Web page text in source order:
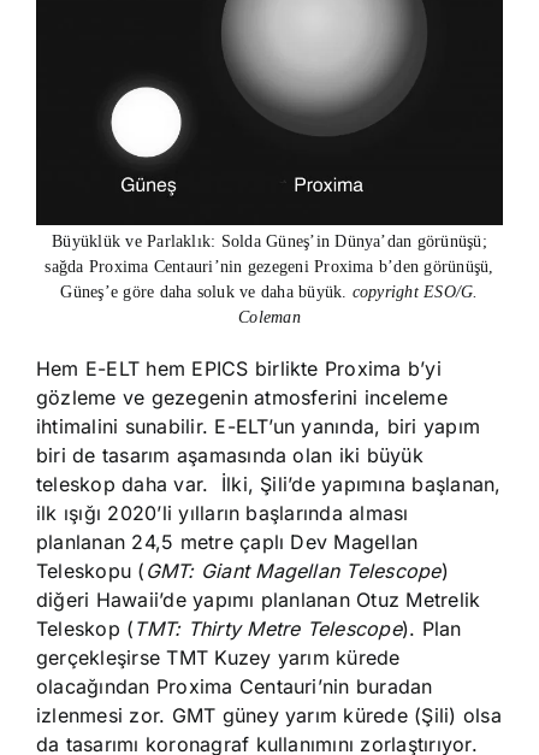
Büyüklük ve Parlaklık: Solda Güneş’in Dünya’dan görünüşü;
sağda Proxima Centauri’nin gezegeni Proxima b’den görünüşü,
Güneş’e göre daha soluk ve daha büyük. copyright ESO/G.
Coleman
Hem E-ELT hem EPICS birlikte Proxima b’yi
gözleme ve gezegenin atmosferini inceleme
ihtimalini sunabilir. E-ELT’un yanında, biri yapım
biri de tasarım aşamasında olan iki büyük
teleskop daha var. İlki, Şili’de yapımına başlanan,
ilk ışığı 2020’li yılların başlarında alması
planlanan 24,5 metre çaplı Dev Magellan
Teleskopu ( GMT: Giant Magellan Telescope)
diğeri Hawaii’de yapımı planlanan Otuz Metrelik
Teleskop ( TMT: Thirty Metre Telescope). Plan
gerçekleşirse TMT Kuzey yarım kürede
olacağından Proxima Centauri’nin buradan
izlenmesi zor. GMT güney yarım kürede (Şili) olsa
da tasarımı koronagraf kullanımını zorlaştırıyor.